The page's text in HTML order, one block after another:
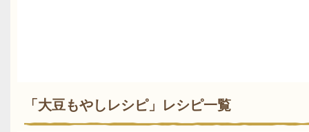
「大豆もやしレシピ」レシピ一覧